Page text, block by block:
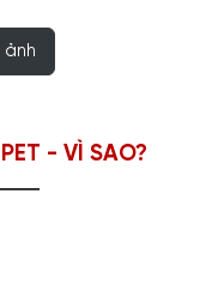
- VÌ SAO?